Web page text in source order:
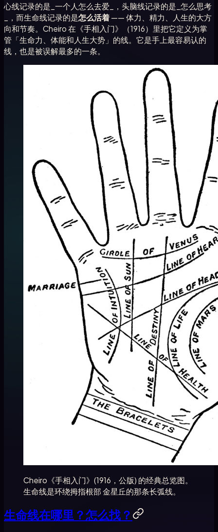
心线记录的是_一个人怎么去爱_，头脑线记录的是_怎么思考
_，而生命线记录的是怎么活着—— 体力、精力、人生的大方
向和节奏。Cheiro 在《手相入门》（1916）里把它定义为掌
管「生命力、体能和人生大势」的线。它是手上最容易认的
线，也是被误解最多的一条。
Cheiro《手相入门》(1916，公版) 的经典总览图。
生命线是环绕拇指根部 金星丘的那条长弧线。
生命线在哪里？怎么找？